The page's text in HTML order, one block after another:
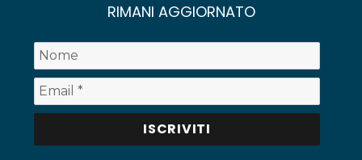
RIMANI AGGIORNATO